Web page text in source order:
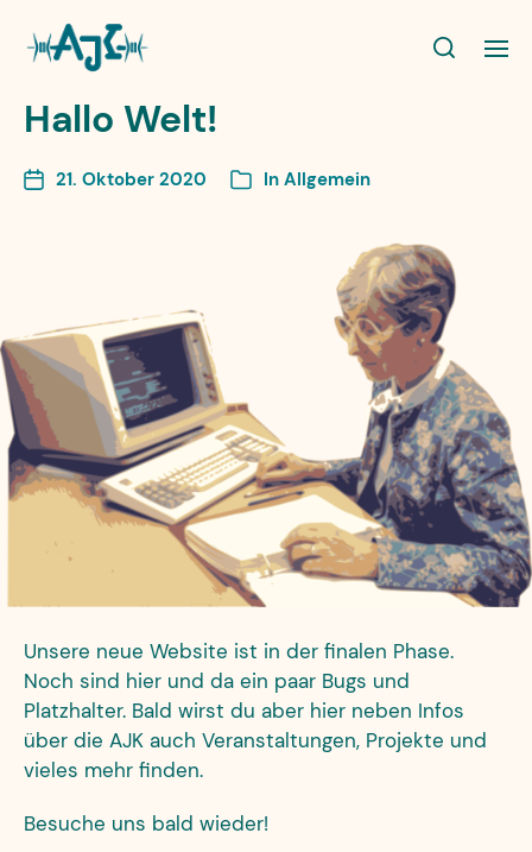
Hallo Welt!
21. Oktober 2020 In Allgemein
Unsere neue Website ist in der finalen Phase.
Noch sind hier und da ein paar Bugs und
Platzhalter. Bald wirst du aber hier neben Infos
über die AJK auch Veranstaltungen, Projekte und
vieles mehr finden.
Besuche uns bald wieder!